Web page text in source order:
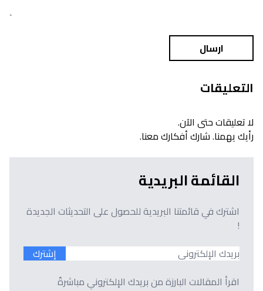
ارسال
التعليقات
لا تعليقات حتى الآن.
رأيك يهمنا. شارك أفكارك معنا.
القائمة البريدية
اشترك في قائمتنا البريدية للحصول على التحديثات الجديدة
!
إشترك
اقرأ المقالات البارزة من بريدك الإلكتروني مباشرةً